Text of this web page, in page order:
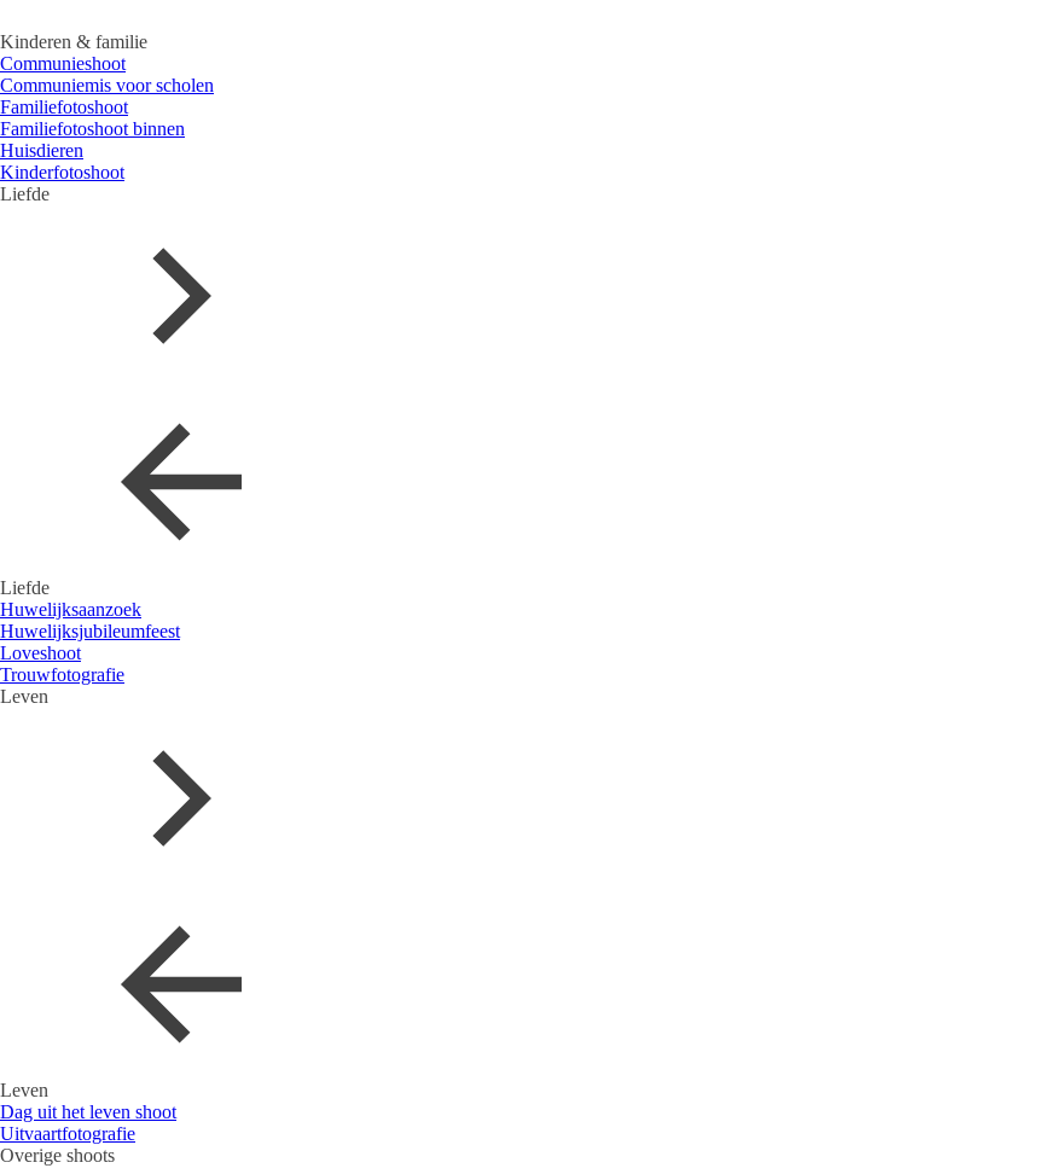
Kinderen & familie
Communieshoot
Communiemis voor scholen
Familiefotoshoot
Familiefotoshoot binnen
Huisdieren
Kinderfotoshoot
Liefde
Liefde
Huwelijksaanzoek
Huwelijksjubileumfeest
Loveshoot
Trouwfotografie
Leven
Leven
Dag uit het leven shoot
Uitvaartfotografie
Overige shoots